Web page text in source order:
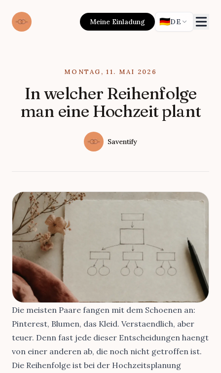
Meine Einladung 🇩🇪DE
MONTAG, 11. MAI 2026
In welcher Reihenfolge
man eine Hochzeit plant
Name
Saventify
Die meisten Paare fangen mit dem Schoenen an:
Pinterest, Blumen, das Kleid. Verstaendlich, aber
teuer. Denn fast jede dieser Entscheidungen haengt
von einer anderen ab, die noch nicht getroffen ist.
Die Reihenfolge ist bei der Hochzeitsplanung